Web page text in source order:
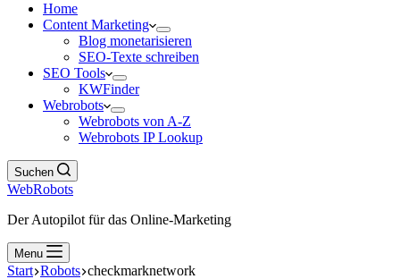
Home
Content Marketing
Blog monetarisieren
SEO-Texte schreiben
SEO Tools
KWFinder
Webrobots
Webrobots von A-Z
Webrobots IP Lookup
Suchen
WebRobots
Der Autopilot für das Online-Marketing
Menu
Start Robots checkmarknetwork